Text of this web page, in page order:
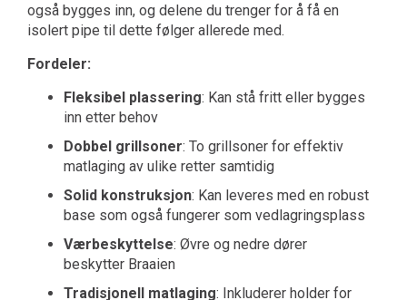
også bygges inn, og delene du trenger for å få en
isolert pipe til dette følger allerede med.
Fordeler:
Fleksibel plassering: Kan stå fritt eller bygges
inn etter behov
Dobbel grillsoner: To grillsoner for effektiv
matlaging av ulike retter samtidig
Solid konstruksjon: Kan leveres med en robust
base som også fungerer som vedlagringsplass
Værbeskyttelse: Øvre og nedre dører
beskytter Braaien
Tradisjonell matlaging: Inkluderer holder for